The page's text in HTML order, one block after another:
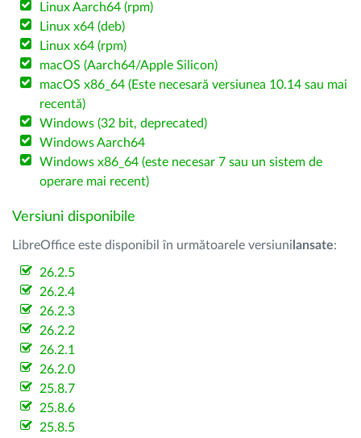
Linux Aarch64 (rpm)
Linux x64 (deb)
Linux x64 (rpm)
macOS (Aarch64/Apple Silicon)
macOS x86_64 (Este necesară versiunea 10.14 sau mai
recentă)
Windows (32 bit, deprecated)
Windows Aarch64
Windows x86_64 (este necesar 7 sau un sistem de
operare mai recent)
Versiuni disponibile
LibreOffice este disponibil în următoarele versiuni lansate:
26.2.5
26.2.4
26.2.3
26.2.2
26.2.1
26.2.0
25.8.7
25.8.6
25.8.5